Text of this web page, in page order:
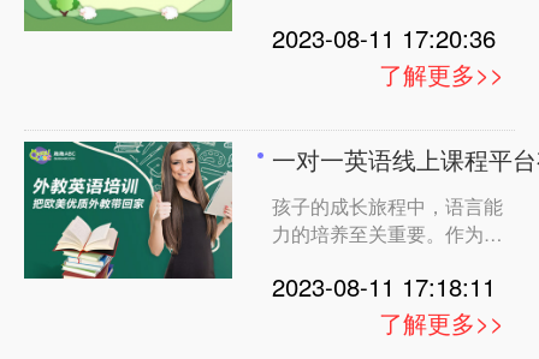
价格等方面都具有独特的优
势，希望能够为家长们提供
有价值的参考。 1. 趣趣
ABC：高性价比趣味欧美外
教一对一 外教师资：趣趣
ABC以其优质的外教团队而
闻名。外教们不仅具备出色
的英语能力，还能够通过趣
习兴
挑选优质的学习机构。作为
家长，我们都希望为孩子提
供最优秀的英语学习环境。
长的视角出发，深入分析几
个备受欢迎的英语教育机
构，探讨他们的特点，最终
为您推荐趣趣ABC，理由将
龙英语 构建英语思维的奇
妙舞台 瓜瓜龙英语以情景
式教学著称，通过丰富的教
2023-08-11 17:20:36
了解更多>>
一对一英语线上课程平
孩子的成长旅程中，语言能
力的培养至关重要。作为家
提供最优质的英语学习机
会。在众多英语教育机构
中，唱唱启蒙、小小优趣、
2023-08-11 17:18:11
了解更多>>